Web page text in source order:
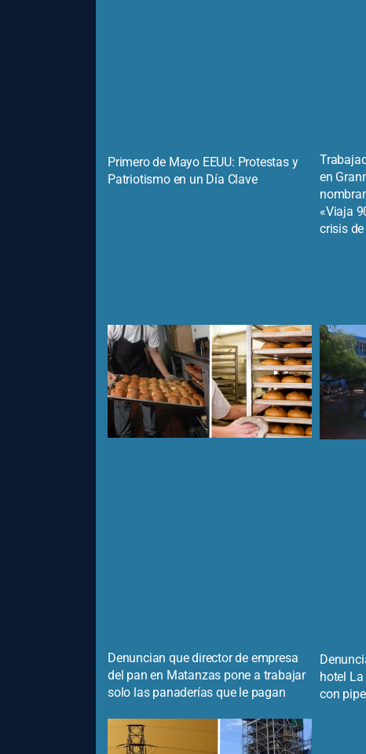
Primero de Mayo EEUU: Protestas y
Patriotismo en un Día Clave
en
«Viaja
crisis
Denuncian que director de empresa
del pan en Matanzas pone a trabajar
solo las panaderías que le pagan
hotel
con